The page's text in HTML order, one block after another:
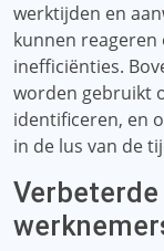
werktijden en
kunnen
inefficiënties.
worden gebruikt
identificeren, en
in de lus van de